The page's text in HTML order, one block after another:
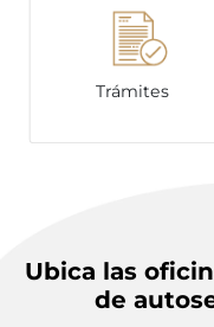
Trámites
Ubica las
de